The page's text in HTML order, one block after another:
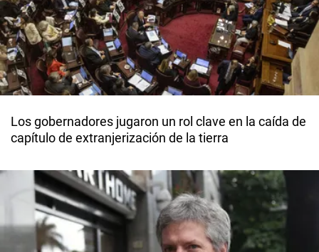
Los gobernadores jugaron un rol clave en la caída de
capítulo de extranjerización de la tierra